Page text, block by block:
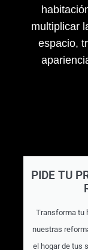
multiplicar
espacio,
PIDE TU
Transforma tu
nuestras
el hogar de tus